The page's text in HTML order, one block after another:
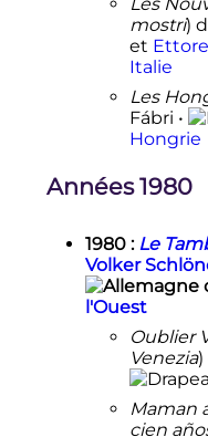
mostri)
et
Italie
Les
Fábri •
Hongrie
Années 1980
1980 : Le
Volker
l'Ouest
Oublier
Venezia)
Maman
cien